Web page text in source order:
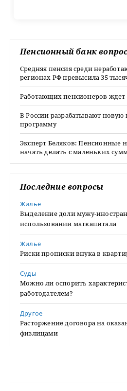
Пенсионный банк
Средняя пенсия среди
регионах РФ превысила 35
Работающих пенсионеров ждет
В России разрабатывают
программу
Эксперт Беляков: Пенсионные
начать делать с маленьких
Последние вопросы
Жилье
Выделение доли мужу-
использовании маткапитала
Жилье
Риски прописки внука в
Суды
Можно ли оспорить
работодателем?
Другое
Расторжение договора на
физлицами